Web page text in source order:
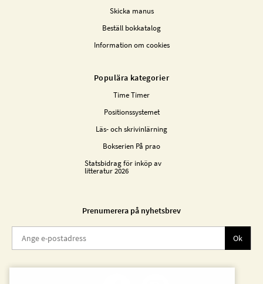
Skicka manus
Beställ bokkatalog
Information om cookies
Populära kategorier
Time Timer
Positionssystemet
Läs- och skrivinlärning
Bokserien På prao
Statsbidrag för inköp av
litteratur 2026
Prenumerera på nyhetsbrev
Ok